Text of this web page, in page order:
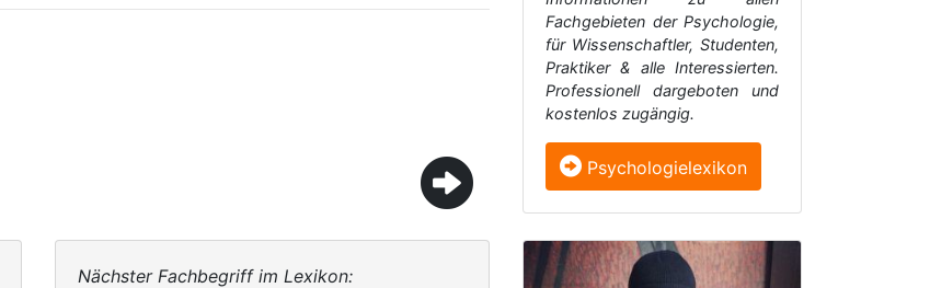
Nächster Fachbegriff im Lexikon:
Fachgebieten der Psychologie,
für Wissenschaftler, Studenten,
Praktiker & alle Interessierten.
Professionell dargeboten und
kostenlos zugängig.
Psychologielexikon